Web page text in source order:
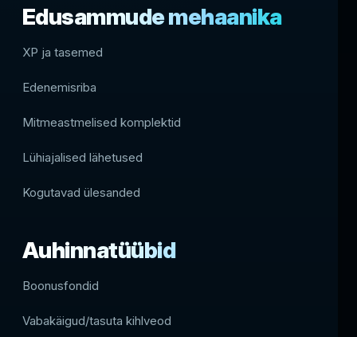
Edusammude mehaanika
XP ja tasemed
Edenemisriba
Mitmeastmelised komplektid
Lühiajalised lähetused
Kogutavad ülesanded
Auhinnatüübid
Boonusfondid
Vabakäigud/tasuta kihlveod